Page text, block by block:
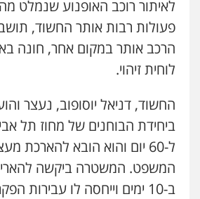
לאיתור רוכב האופנוע שנמלט
הרכב אותר במקום אחר, חונה
לוחית זיהוי.
החשוד, דניאל יוסופוב, נעצר
ביחידת הבוחנים של מחוז תל
ל-60 יום והוא הובא להארכת
המשפט. המשטרה ביקשה
ב-10 ימים וייחסה לו עבירות